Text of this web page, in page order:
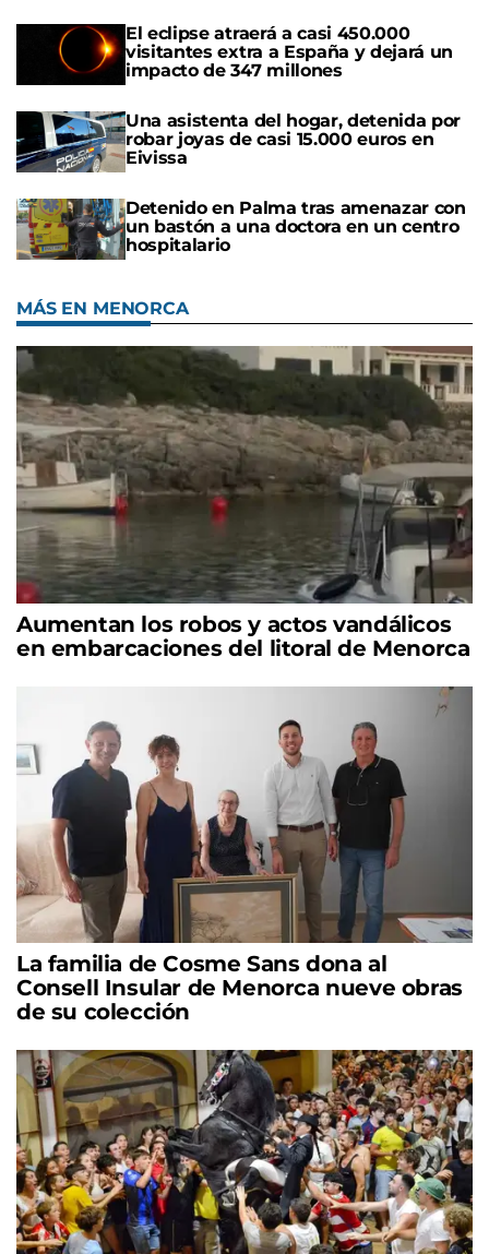
El eclipse atraerá a casi 450.000
visitantes extra a España y dejará un
impacto de 347 millones
Una asistenta del hogar, detenida por
robar joyas de casi 15.000 euros en
Eivissa
Detenido en Palma tras amenazar con
un bastón a una doctora en un centro
hospitalario
MÁS EN MENORCA
Aumentan los robos y actos vandálicos
en embarcaciones del litoral de Menorca
La familia de Cosme Sans dona al
Consell Insular de Menorca nueve obras
de su colección